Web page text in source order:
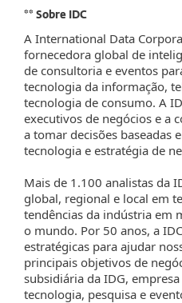
** Sobre IDC
A International Data
fornecedora global de
de consultoria e eventos
tecnologia da informação,
tecnologia de consumo. A
executivos de negócios e a
a tomar decisões baseadas
tecnologia e estratégia de
Mais de 1.100 analistas da
global, regional e local em
tendências da indústria em
o mundo. Por 50 anos, a
estratégicas para ajudar
principais objetivos de
subsidiária da IDG,
tecnologia, pesquisa e